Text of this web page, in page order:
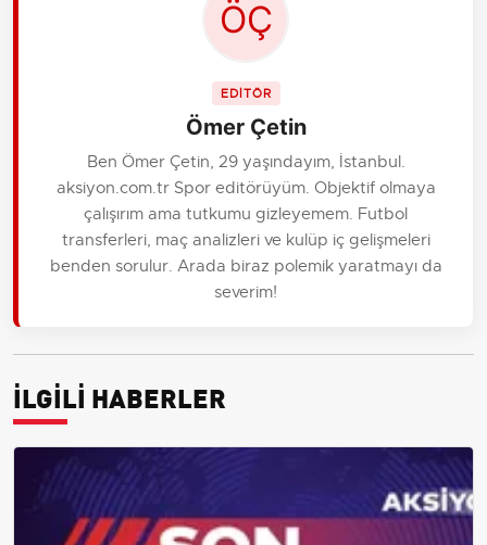
EDİTÖR
Ömer Çetin
Ben Ömer Çetin, 29 yaşındayım, İstanbul.
aksiyon.com.tr Spor editörüyüm. Objektif olmaya
çalışırım ama tutkumu gizleyemem. Futbol
transferleri, maç analizleri ve kulüp iç gelişmeleri
benden sorulur. Arada biraz polemik yaratmayı da
severim!
İLGİLİ HABERLER